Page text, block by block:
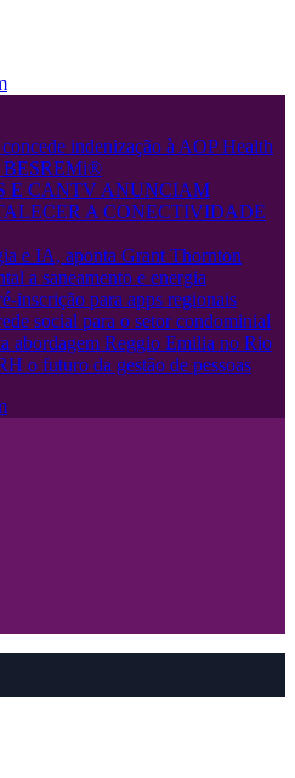
indenização à AOP Health
BESREMi®
E CANTV ANUNCIAM
A CONECTIVIDADE
e IA, aponta Grant Thornton
a saneamento e energia
inscrição para apps regionais
social para o setor condominial
abordagem Reggio Emilia no Rio
o futuro da gestão de pessoas